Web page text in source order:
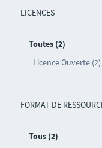
LICENCES
Toutes (2)
Licence Ouverte (2)
FORMAT DE
Tous (2)